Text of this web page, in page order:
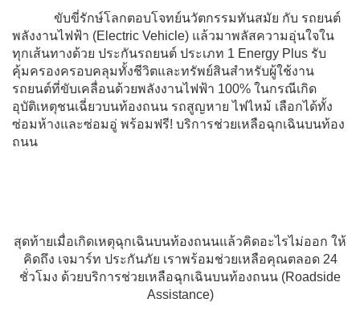
ขับขี่รักษ์โลกตอบโจทย์นวัตกรรมทันสมัย กับ รถยนต์
พลังงานไฟฟ้า (Electric Vehicle) แล้วมาพลัสความอุ่นใจใน
ทุกเส้นทางด้วย ประกันรถยนต์ ประเภท 1 Energy Plus รับ
คุ้มครองครอบคลุมทั้งชีวิตและทรัพย์สินสำหรับผู้ใช้งาน
รถยนต์ที่ขับเคลื่อนด้วยพลังงานไฟฟ้า 100% ในกรณีเกิด
อุบัติเหตุชนเฉี่ยวบนท้องถนน รถสูญหาย ไฟไหม้ เลือกได้ทั้ง
ซ่อมห้างและซ่อมอู่ พร้อมฟรี! บริการช่วยเหลือฉุกเฉินบนท้อง
ถนน
สุดท้ายเมื่อเกิดเหตุฉุกเฉินบนท้องถนนแล้วคิดอะไรไม่ออก ให้
คิดถึง เจมาร์ท ประกันภัย เราพร้อมช่วยเหลือคุณตลอด 24
ชั่วโมง ด้วยบริการช่วยเหลือฉุกเฉินบนท้องถนน (Roadside
Assistance)